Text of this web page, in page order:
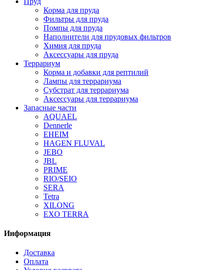
Корма для пруда
Фильтры для пруда
Помпы для пруда
Наполнители для прудовых фильтров
Химия для пруда
Аксессуары для пруда
Террариум
Корма и добавки для рептилий
Лампы для террариума
Субстрат для террариума
Аксессуары для террариума
Запасные части
AQUAEL
Dennerle
EHEIM
HAGEN FLUVAL
JEBO
JBL
PRIME
RIO/SEIO
SERA
Tetra
XILONG
EXO TERRA
Информация
Доставка
Оплата